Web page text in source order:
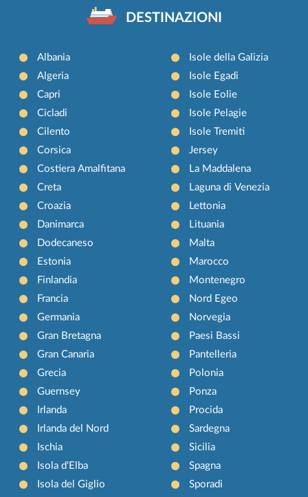
DESTINAZIONI
Albania
Algeria
Capri
Cicladi
Cilento
Corsica
Costiera Amalfitana
Creta
Croazia
Danimarca
Dodecaneso
Estonia
Finlandia
Francia
Germania
Gran Bretagna
Gran Canaria
Grecia
Guernsey
Irlanda
Irlanda del Nord
Ischia
Isola d'Elba
Isola del Giglio
Isole della Galizia
Isole Egadi
Isole Eolie
Isole Pelagie
Isole Tremiti
Jersey
La Maddalena
Laguna di Venezia
Lettonia
Lituania
Malta
Marocco
Montenegro
Nord Egeo
Norvegia
Paesi Bassi
Pantelleria
Polonia
Ponza
Procida
Sardegna
Sicilia
Spagna
Sporadi